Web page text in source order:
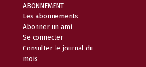
ABONNEMENT
Les abonnements
Abonner un ami
Se connecter
Consulter le journal du
mois